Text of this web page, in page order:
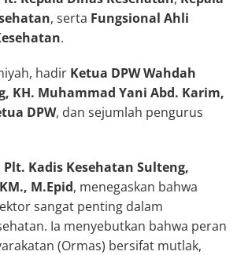
, serta Fungsional Ahli
.
hadir Ketua DPW Wahdah
KH. Muhammad Yani Abd. Karim,
DPW, dan sejumlah pengurus
Plt. Kadis Kesehatan Sulteng,
M.Epid, menegaskan bahwa
sangat penting dalam
Ia menyebutkan bahwa peran
(Ormas) bersifat mutlak,